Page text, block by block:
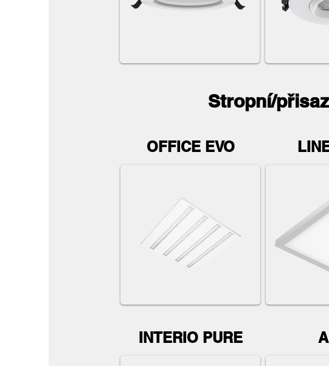
Stropní/
OFFICE EVO
INTERIO PURE